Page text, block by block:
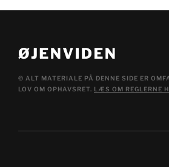
© ALT MATERIALE PÅ DENNE SIDE ER
LOV OM OPHAVSRET. LÆS OM REGLERNE